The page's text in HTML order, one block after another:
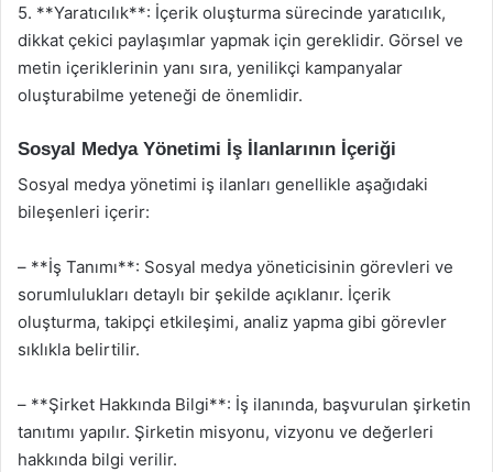
5. **Yaratıcılık**: İçerik oluşturma sürecinde yaratıcılık,
dikkat çekici paylaşımlar yapmak için gereklidir. Görsel ve
metin içeriklerinin yanı sıra, yenilikçi kampanyalar
oluşturabilme yeteneği de önemlidir.
Sosyal Medya Yönetimi İş İlanlarının İçeriği
Sosyal medya yönetimi iş ilanları genellikle aşağıdaki
bileşenleri içerir:
– **İş Tanımı**: Sosyal medya yöneticisinin görevleri ve
sorumlulukları detaylı bir şekilde açıklanır. İçerik
oluşturma, takipçi etkileşimi, analiz yapma gibi görevler
sıklıkla belirtilir.
– **Şirket Hakkında Bilgi**: İş ilanında, başvurulan şirketin
tanıtımı yapılır. Şirketin misyonu, vizyonu ve değerleri
hakkında bilgi verilir.